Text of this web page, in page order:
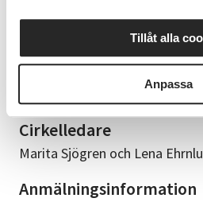
Tillåt alla
Anpassa
Lustfyllda och värdefulla
hand om sig själv Träff 5 –
hantera och bryta ofrivillig
Årsrikedom och drömmar
Cirkelledare
Marita Sjögren och Lena
Anmälningsinformation